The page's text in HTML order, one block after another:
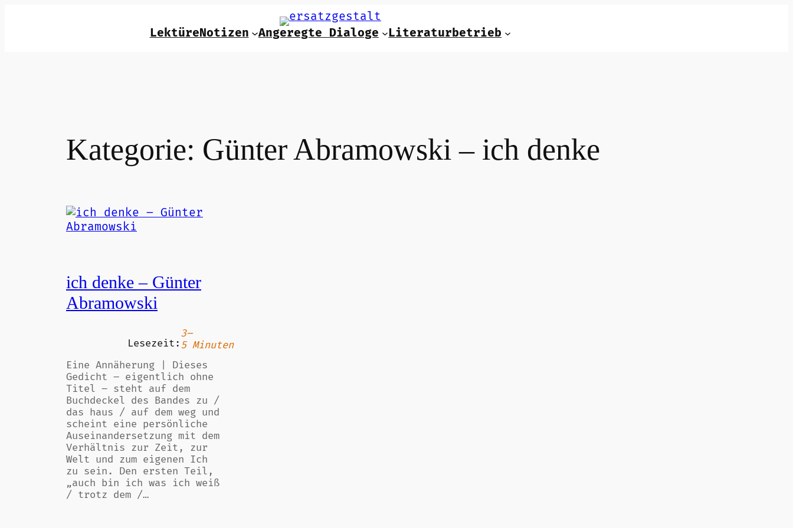
LektüreNotizen Angeregte Dialoge Literaturbetrieb
Kategorie: Günter Abramowski – ich denke
ich denke – Günter
Abramowski
Lesezeit:
3–
5 Minuten
Eine Annäherung | Dieses
Gedicht – eigentlich ohne
Titel – steht auf dem
Buchdeckel des Bandes zu /
das haus / auf dem weg und
scheint eine persönliche
Auseinandersetzung mit dem
Verhältnis zur Zeit, zur
Welt und zum eigenen Ich
zu sein. Den ersten Teil,
„auch bin ich was ich weiß
/ trotz dem /…